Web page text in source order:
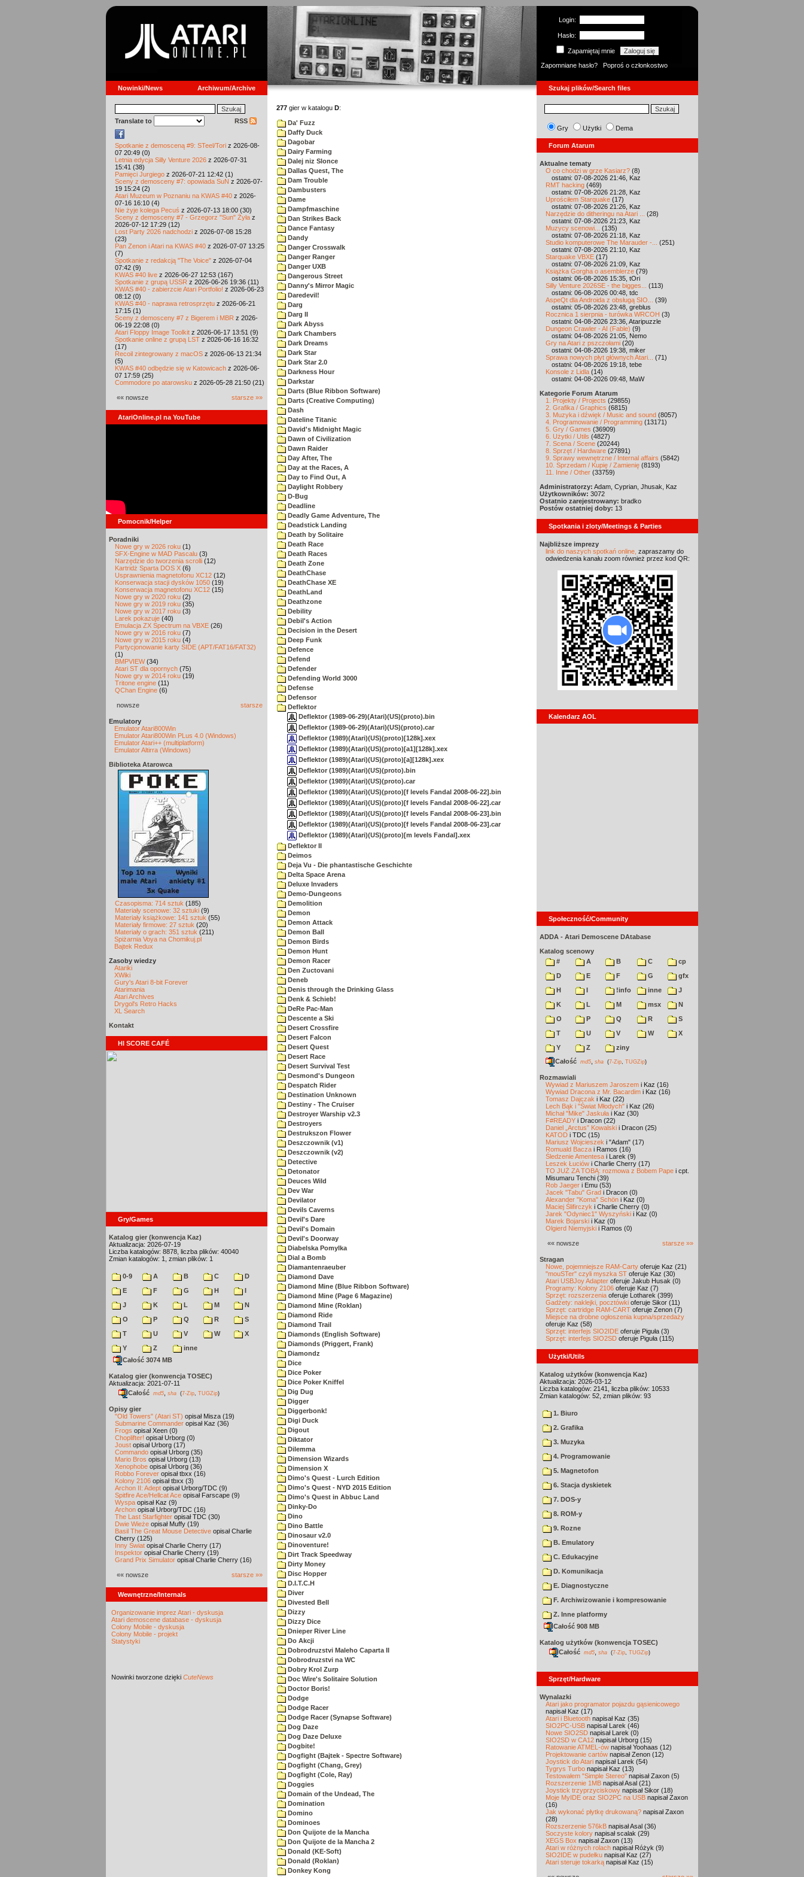
Login:
Hasło:
Zapamiętaj mnie
Zapomniane hasło?
Poproś o członkostwo
Nowinki/News Archiwum/Archive Szukaj plików/Search files
Translate to RSS
Spotkanie z demosceną #9: STeel/Tori z 2026-08-
07 20:49 (0)
Letnia edycja Silly Venture 2026 z 2026-07-31
15:41 (38)
Pamięci Jurgiego z 2026-07-21 12:42 (1)
Sceny z demosceny #7: opowiada SuN z 2026-07-
19 15:24 (2)
Atari Muzeum w Poznaniu na KWAS #40 z 2026-
07-16 16:10 (4)
Nie żyje kolega Pecuś z 2026-07-13 18:00 (30)
Sceny z demosceny #7 - Grzegorz "Sun" Żyła z
2026-07-12 17:29 (12)
Lost Party 2026 nadchodzi z 2026-07-08 15:28
(23)
Pan Zenon i Atari na KWAS #40 z 2026-07-07 13:25
(7)
Spotkanie z redakcją "The Voice" z 2026-07-04
07:42 (9)
KWAS #40 live z 2026-06-27 12:53 (167)
Spotkanie z grupą USSR z 2026-06-26 19:36 (11)
KWAS #40 - zabierzcie Atari Portfolio! z 2026-06-23
08:12 (0)
KWAS #40 - naprawa retrosprzętu z 2026-06-21
17:15 (1)
Sceny z demosceny #7 z Bigerem i MBR z 2026-
06-19 22:08 (0)
Atari Floppy Image Toolkit z 2026-06-17 13:51 (9)
Spotkanie online z grupą LST z 2026-06-16 16:32
(17)
Recoil zintegrowany z macOS z 2026-06-13 21:34
(5)
KWAS #40 odbędzie się w Katowicach z 2026-06-
07 17:59 (25)
Commodore po atarowsku z 2026-05-28 21:50 (21)
«« nowsze starsze »»
AtariOnline.pl na YouTube
Pomocnik/Helper
Poradniki
Nowe gry w 2026 roku (1)
SFX-Engine w MAD Pascalu (3)
Narzędzie do tworzenia scrolli (12)
Kartridż Sparta DOS X (6)
Usprawnienia magnetofonu XC12 (12)
Konserwacja stacji dysków 1050 (19)
Konserwacja magnetofonu XC12 (15)
Nowe gry w 2020 roku (2)
Nowe gry w 2019 roku (35)
Nowe gry w 2017 roku (3)
Larek pokazuje (40)
Emulacja ZX Spectrum na VBXE (26)
Nowe gry w 2016 roku (7)
Nowe gry w 2015 roku (4)
Partycjonowanie karty SIDE (APT/FAT16/FAT32)
(1)
BMPVIEW(34)
Atari ST dla opornych (75)
Nowe gry w 2014 roku (19)
Tritone engine (11)
QChan Engine (6)
nowsze starsze
Emulatory
Emulator Atari800Win
Emulator Atari800Win PLus 4.0 (Windows)
Emulator Atari++ (multiplatform)
Emulator Altirra (Windows)
Biblioteka Atarowca
Czasopisma: 714 sztuk (185)
Materiały scenowe: 32 sztuki (9)
Materiały książkowe: 141 sztuk (55)
Materiały firmowe: 27 sztuk (20)
Materiały o grach: 351 sztuk (211)
Spiżarnia Voya na Chomikuj.pl
Bajtek Redux
Zasoby wiedzy
Atariki
XWiki
Gury's Atari 8-bit Forever
Atarimania
Atari Archives
Drygol's Retro Hacks
XL Search
Kontakt
HI SCORE CAFÉ
Gry/Games
Katalog gier (konwencja Kaz)
Aktualizacja: 2026-07-19
Liczba katalogów: 8878, liczba plików: 40040
Zmian katalogów: 1, zmian plików: 1
0-9 A B C
D
E
F G H
I
J
K L M
N
O
P Q R
S
T
U V W
X
Y
Z
inne
Całość 3074 MB
Katalog gier (konwencja TOSEC)
Aktualizacja: 2021-07-11
Całość md5 sha (7-Zip TUGZip)
Opisy gier
"Old Towers" (Atari ST) opisał Misza (19)
Submarine Commander opisał Kaz (36)
Frogs opisał Xeen (0)
Choplifter! opisał Urborg (0)
Joust opisał Urborg (17)
Commando opisał Urborg (35)
Mario Bros opisał Urborg (13)
Xenophobe opisał Urborg (36)
Robbo Forever opisał tbxx (16)
Kolony 2106 opisał tbxx (3)
Archon II: Adept opisał Urborg/TDC (9)
Spitfire Ace/Hellcat Ace opisał Farscape (9)
Wyspa opisał Kaz (9)
Archon opisał Urborg/TDC (16)
The Last Starfighter opisał TDC (30)
Dwie Wieże opisał Muffy (19)
Basil The Great Mouse Detective opisał Charlie
Cherry (125)
Inny Świat opisał Charlie Cherry (17)
Inspektor opisał Charlie Cherry (19)
Grand Prix Simulator opisał Charlie Cherry (16)
«« nowsze starsze »»
Wewnętrzne/Internals
Organizowanie imprez Atari - dyskusja
Atari demoscene database - dyskusja
Colony Mobile - dyskusja
Colony Mobile - projekt
Statystyki
Nowinki tworzone dzięki CuteNews
277 gier w katalogu D:
Da' Fuzz
Daffy Duck
Dagobar
Dairy Farming
Dalej niz Slonce
Dallas Quest, The
Dam Trouble
Dambusters
Dame
Dampfmaschine
Dan Strikes Back
Dance Fantasy
Dandy
Danger Crosswalk
Danger Ranger
Danger UXB
Dangerous Street
Danny's Mirror Magic
Daredevil!
Darg
Darg II
Dark Abyss
Dark Chambers
Dark Dreams
Dark Star
Dark Star 2.0
Darkness Hour
Darkstar
Darts (Blue Ribbon Software)
Darts (Creative Computing)
Dash
Dateline Titanic
David's Midnight Magic
Dawn of Civilization
Dawn Raider
Day After, The
Day at the Races, A
Day to Find Out, A
Daylight Robbery
D-Bug
Deadline
Deadly Game Adventure, The
Deadstick Landing
Death by Solitaire
Death Race
Death Races
Death Zone
DeathChase
DeathChase XE
DeathLand
Deathzone
Debility
Debil's Action
Decision in the Desert
Deep Funk
Defence
Defend
Defender
Defending World 3000
Defense
Defensor
Deflektor
Deflektor (1989-06-29)(Atari)(US)(proto).bin
Deflektor (1989-06-29)(Atari)(US)(proto).car
Deflektor (1989)(Atari)(US)(proto)[128k].xex
Deflektor (1989)(Atari)(US)(proto)[a1][128k].xex
Deflektor (1989)(Atari)(US)(proto)[a][128k].xex
Deflektor (1989)(Atari)(US)(proto).bin
Deflektor (1989)(Atari)(US)(proto).car
Deflektor (1989)(Atari)(US)(proto)[f levels Fandal 2008-06-22].bin
Deflektor (1989)(Atari)(US)(proto)[f levels Fandal 2008-06-22].car
Deflektor (1989)(Atari)(US)(proto)[f levels Fandal 2008-06-23].bin
Deflektor (1989)(Atari)(US)(proto)[f levels Fandal 2008-06-23].car
Deflektor (1989)(Atari)(US)(proto)[m levels Fandal].xex
Deflektor II
Deimos
Deja Vu - Die phantastische Geschichte
Delta Space Arena
Deluxe Invaders
Demo-Dungeons
Demolition
Demon
Demon Attack
Demon Ball
Demon Birds
Demon Hunt
Demon Racer
Den Zuctovani
Deneb
Denis through the Drinking Glass
Denk & Schieb!
DeRe Pac-Man
Descente a Ski
Desert Crossfire
Desert Falcon
Desert Quest
Desert Race
Desert Survival Test
Desmond's Dungeon
Despatch Rider
Destination Unknown
Destiny - The Cruiser
Destroyer Warship v2.3
Destroyers
Destrukszon Flower
Deszczownik (v1)
Deszczownik (v2)
Detective
Detonator
Deuces Wild
Dev War
Devilator
Devils Caverns
Devil's Dare
Devil's Domain
Devil's Doorway
Diabelska Pomylka
Dial a Bomb
Diamantenraeuber
Diamond Dave
Diamond Mine (Blue Ribbon Software)
Diamond Mine (Page 6 Magazine)
Diamond Mine (Roklan)
Diamond Ride
Diamond Trail
Diamonds (English Software)
Diamonds (Priggert, Frank)
Diamondz
Dice
Dice Poker
Dice Poker Kniffel
Dig Dug
Digger
Diggerbonk!
Digi Duck
Digout
Diktator
Dilemma
Dimension Wizards
Dimension X
Dimo's Quest - Lurch Edition
Dimo's Quest - NYD 2015 Edition
Dimo's Quest in Abbuc Land
Dinky-Do
Dino
Dino Battle
Dinosaur v2.0
Dinoventure!
Dirt Track Speedway
Dirty Money
Disc Hopper
D.I.T.C.H
Diver
Divested Bell
Dizzy
Dizzy Dice
Dnieper River Line
Do Akcji
Dobrodruzstvi Maleho Caparta II
Dobrodruzstvi na WC
Dobry Krol Zurp
Doc Wire's Solitaire Solution
Doctor Boris!
Dodge
Dodge Racer
Dodge Racer (Synapse Software)
Dog Daze
Dog Daze Deluxe
Dogbite!
Dogfight (Bajtek - Spectre Software)
Dogfight (Chang, Grey)
Dogfight (Cole, Ray)
Doggies
Domain of the Undead, The
Domination
Domino
Dominoes
Don Quijote de la Mancha
Don Quijote de la Mancha 2
Donald (KE-Soft)
Donald (Roklan)
Donkey Kong
Gry Użytki Dema
Forum Atarum
Aktualne tematy
O co chodzi w grze Kasiarz? (8)
ostatni: 07-08-2026 21:46, Kaz
RMT hacking (469)
ostatni: 07-08-2026 21:28, Kaz
Uprościłem Starquake (17)
ostatni: 07-08-2026 21:26, Kaz
Narzędzie do ditheringu na Atari ...
(28)
ostatni: 07-08-2026 21:23, Kaz
Muzycy scenowi...
(135)
ostatni: 07-08-2026 21:18, Kaz
Studio komputerowe The Marauder -...
(251)
ostatni: 07-08-2026 21:10, Kaz
Starquake VBXE (17)
ostatni: 07-08-2026 21:09, Kaz
Książka Gorgha o asemblerze (79)
ostatni: 06-08-2026 15:35, tOri
Silly Venture 2026SE - the bigges...
(113)
ostatni: 06-08-2026 00:48, tdc
AspeQt dla Androida z obsługą SIO...
(39)
ostatni: 05-08-2026 23:48, greblus
Rocznica 1 sierpnia - turówka WRCOH (3)
ostatni: 04-08-2026 23:36, Ataripuzzle
Dungeon Crawler - AI (Fable) (9)
ostatni: 04-08-2026 21:05, Nemo
Gry na Atari z pszczołami (20)
ostatni: 04-08-2026 19:38, miker
Sprawa nowych płyt głównych Atari...
(71)
ostatni: 04-08-2026 19:18, tebe
Konsole z Lidla (14)
ostatni: 04-08-2026 09:48, MaW
Kategorie Forum Atarum
1. Projekty / Projects (29855)
2. Grafika / Graphics (6815)
3. Muzyka i dźwięk / Music and sound (8057)
4. Programowanie / Programming (13171)
5. Gry / Games (36909)
6. Użytki / Utils (4827)
7. Scena / Scene (20244)
8. Sprzęt / Hardware (27891)
9. Sprawy wewnętrzne / Internal affairs (5842)
10. Sprzedam / Kupię / Zamienię (8193)
11. Inne / Other (33759)
Administratorzy: Adam, Cyprian, Jhusak, Kaz
Użytkowników: 3072
Ostatnio zarejestrowany: bradko
Postów ostatniej doby: 13
Spotkania i zloty/Meetings & Parties
Najbliższe imprezy
link do naszych spotkań online, zapraszamy do
odwiedzenia kanału zoom również przez kod QR:
Kalendarz AOL
Społeczność/Community
ADDA - Atari Demoscene DAtabase
Katalog scenowy
#
A B C
cp
D
E F G
gfx
H
I !info inne
J
K
L M msx
N
O
P Q R
S
T
U V W
X
Y
Z
ziny
Całość md5 sha (7-Zip TUGZip)
Rozmawiali
Wywiad z Mariuszem Jaroszem i Kaz (16)
Wywiad Dracona z Mr. Bacardim i Kaz (16)
Tomasz Dajczak i Kaz (22)
Lech Bąk i "Świat Młodych" i Kaz (26)
Michał "Mike" Jaskuła i Kaz (30)
F#READY i Dracon (22)
Daniel „Arctus” Kowalski i Dracon (25)
KATOD i TDC (15)
Mariusz Wojcieszek i "Adam" (17)
Romuald Bacza i Ramos (16)
Śledzenie Amentesa i Larek (9)
Leszek Łuciów i Charlie Cherry (17)
TO JUŻ ZA TOBĄ: rozmowa z Bobem Pape i cpt.
Misumaru Tenchi (39)
Rob Jaeger i Emu (53)
Jacek "Tabu" Grad i Dracon (0)
Alexander "Koma" Schön i Kaz (0)
Maciej Ślifirczyk i Charlie Cherry (0)
Jarek "Odyniec1" Wyszyński i Kaz (0)
Marek Bojarski i Kaz (0)
Olgierd Niemyjski i Ramos (0)
«« nowsze starsze »»
Stragan
Nowe, pojemniejsze RAM-Carty oferuje Kaz (21)
"mouSTer" czyli myszka ST oferuje Kaz (30)
Atari USBJoy Adapter oferuje Jakub Husak (0)
Programy: Kolony 2106 oferuje Kaz (7)
Sprzęt: rozszerzenia oferuje Lotharek (399)
Gadżety: naklejki, pocztówki oferuje Sikor (11)
Sprzęt: cartridge RAM-CART oferuje Zenon (7)
Miejsce na drobne ogłoszenia kupna/sprzedaży
oferuje Kaz (58)
Sprzęt: interfejs SIO2IDE oferuje Piguła (3)
Sprzęt: interfejs SIO2SD oferuje Piguła (115)
Użytki/Utils
Katalog użytków (konwencja Kaz)
Aktualizacja: 2026-03-12
Liczba katalogów: 2141, liczba plików: 10533
Zmian katalogów: 52, zmian plików: 93
1. Biuro
2. Grafika
3. Muzyka
4. Programowanie
5. Magnetofon
6. Stacja dyskietek
7. DOS-y
8. ROM-y
9. Rozne
B. Emulatory
C. Edukacyjne
D. Komunikacja
E. Diagnostyczne
F. Archiwizowanie i kompresowanie
Z. Inne platformy
Całość 908 MB
Katalog użytków (konwencja TOSEC)
Całość md5 sha (7-Zip TUGZip)
Sprzęt/Hardware
Wynalazki
Atari jako programator pojazdu gąsienicowego
napisał Kaz (17)
Atari i Bluetooth napisał Kaz (35)
SIO2PC-USB napisał Larek (46)
Nowe SIO2SD napisał Larek (0)
SIO2SD w CA12 napisał Urborg (15)
Ratowanie ATMEL-ów napisał Yoohaas (12)
Projektowanie cartów napisał Zenon (12)
Joystick do Atari napisał Larek (54)
Tygrys Turbo napisał Kaz (13)
Testowałem "Simple Stereo" napisał Zaxon (5)
Rozszerzenie 1MB napisał Asal (21)
Joystick trzyprzyciskowy napisał Sikor (18)
Moje MyIDE oraz SIO2PC na USB napisał Zaxon
(16)
Jak wykonać płytkę drukowaną? napisał Zaxon
(28)
Rozszerzenie 576kB napisał Asal (36)
Soczyste kolory napisał scalak (29)
XEGS Box napisał Zaxon (13)
Atari w różnych rolach napisał Różyk (9)
SIO2IDE w pudełku napisał Kaz (27)
Atari steruje tokarką napisał Kaz (15)